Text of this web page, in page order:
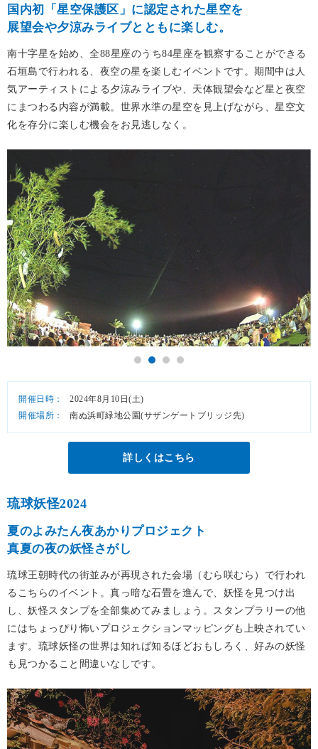
国内初「星空保護区」に認定された星空を
展望会や夕涼みライブとともに楽しむ。
南十字星を始め、全88星座のうち84星座を観察することができる
石垣島で行われる、夜空の星を楽しむイベントです。期間中は人
気アーティストによる夕涼みライブや、天体観望会など星と夜空
にまつわる内容が満載。世界水準の星空を見上げながら、星空文
化を存分に楽しむ機会をお見逃しなく。
開催日時：
2024年8月10日(土)
開催場所：
南ぬ浜町緑地公園(サザンゲートブリッジ先)
詳しくはこちら
琉球妖怪2024
夏のよみたん夜あかりプロジェクト
真夏の夜の妖怪さがし
琉球王朝時代の街並みが再現された会場（むら咲むら）で行われ
るこちらのイベント。真っ暗な石畳を進んで、妖怪を見つけ出
し、妖怪スタンプを全部集めてみましょう。スタンプラリーの他
にはちょっぴり怖いプロジェクションマッピングも上映されてい
ます。琉球妖怪の世界は知れば知るほどおもしろく、好みの妖怪
も見つかること間違いなしです。